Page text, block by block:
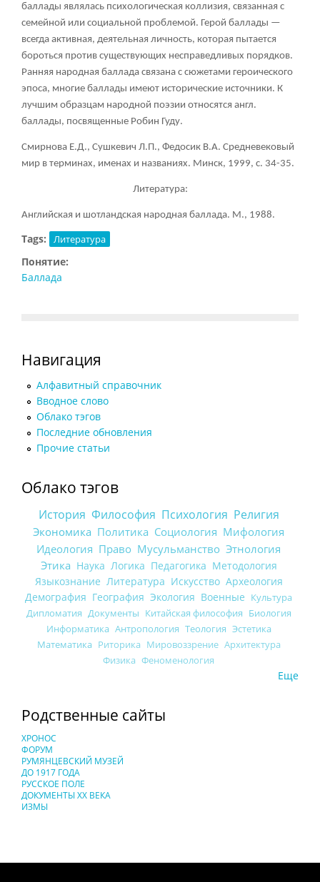
баллады являлась психологическая коллизия, связанная с
семейной или социальной проблемой. Герой баллады —
всегда активная, деятельная личность, которая пытается
бороться против существующих несправедливых порядков.
Ранняя народная баллада связана с сюжетами героического
эпоса, многие баллады имеют исторические источники. К
лучшим образцам народной поэзии относятся англ.
баллады, посвященные Робин Гуду.
Смирнова Е.Д., Сушкевич Л.П., Федосик В.А. Средневековый
мир в терминах, именах и названиях. Минск, 1999, с. 34-35.
Литература:
Английская и шотландская народная баллада. М., 1988.
Tags: Литература
Понятие:
Баллада
Навигация
Алфавитный справочник
Вводное слово
Облако тэгов
Последние обновления
Прочие статьи
Облако тэгов
История Философия Психология Религия
Экономика Политика Социология Мифология
Идеология Право Мусульманство Этнология
Этика Наука Логика Педагогика Методология
Языкознание Литература Искусство Археология
Демография География Экология Военные Культура
Дипломатия Документы Китайская философия Биология
Информатика Антропология Теология Эстетика
Математика Риторика Мировоззрение Архитектура
Физика Феноменология
Еще
Родственные сайты
ХРОНОС
ФОРУМ
РУМЯНЦЕВСКИЙ МУЗЕЙ
ДО 1917 ГОДА
РУССКОЕ ПОЛЕ
ДОКУМЕНТЫ XX ВЕКА
ИЗМЫ